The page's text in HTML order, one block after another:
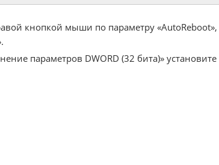
кнопкой мыши по параметру
параметров DWORD (32 бита)» установите